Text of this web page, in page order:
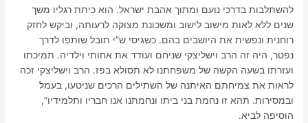
להשתלבות בדרכי נועם ומתוך אהבת ישראל. הוא כיתת רגליו משך
שנים ללא לאות מישוב לישוב ומשכונת מצוקה לרעותה, וביקש לחזק
רוחנית ונפשית את היושבים בהם. כשגיסי ש”י תובל שותפו לדרך
נפטר, היה זה הרב וישליצקי שניחם ועודד את אחותי וילדיה. תמיכתו
ועזרתו בשעה הקשה של משפחתנו לא תסולא בפז. הרב וישליצקי זכה
לראות את צמיחתם האיתנה של השתילים הרכים שניטעו, בעמל
ובמסירות. תהא זו נחמת בני ביתו ונחמתנו אנו חבריו ותלמידיו”,
הוסיפה לביא.